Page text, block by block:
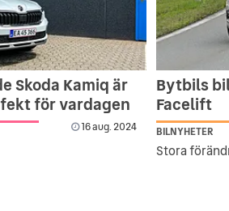
Skoda Kamiq är
för vardagen
16 aug. 2024
Bytbils
Facelift
BILNYHETER
Stora